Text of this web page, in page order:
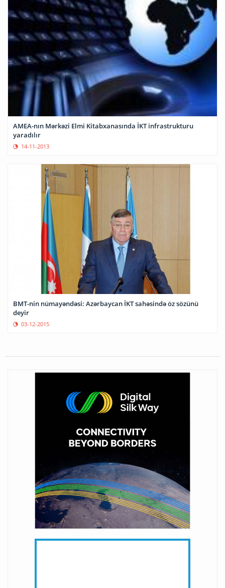
AMEA-nın Mərkəzi Elmi Kitabxanasında İKT infrastrukturu
yaradılır
14-11-2013
BMT-nin nümayəndəsi: Azərbaycan İKT sahəsində öz sözünü
deyir
03-12-2015